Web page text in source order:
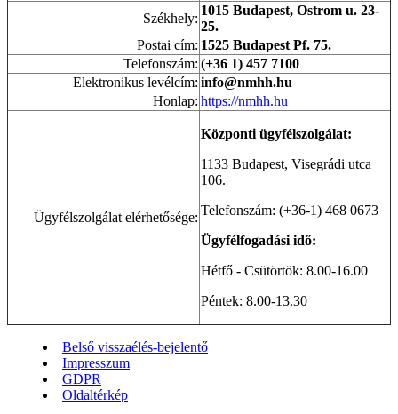
Székhely:
1015 Budapest, Ostrom u. 23-
25.
Postai cím: 1525 Budapest Pf. 75.
Telefonszám: (+36 1) 457 7100
Elektronikus levélcím: info@nmhh.hu
Honlap: https://nmhh.hu
Ügyfélszolgálat elérhetősége:
Központi ügyfélszolgálat:
1133 Budapest, Visegrádi utca
106.
Telefonszám: (+36-1) 468 0673
Ügyfélfogadási idő:
Hétfő - Csütörtök: 8.00-16.00
Péntek: 8.00-13.30
Belső visszaélés-bejelentő
Impresszum
GDPR
Oldaltérkép